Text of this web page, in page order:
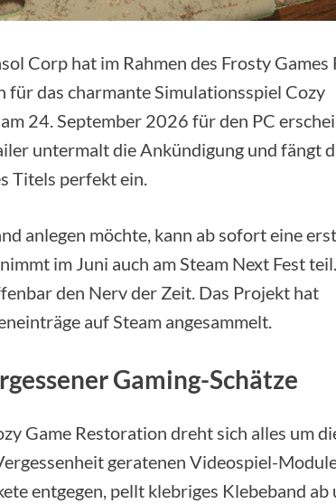
Corp hat im Rahmen des Frosty Games
das charmante Simulationsspiel Cozy
24. September 2026 für den PC
untermalt die Ankündigung und fängt
Titels perfekt ein.
anlegen möchte, kann ab sofort eine
im Juni auch am Steam Next Fest teil.
den Nerv der Zeit. Das Projekt hat
auf Steam angesammelt.
Gaming-Schätze
Game Restoration dreht sich alles um
geratenen Videospiel-
entgegen, pellt klebriges Klebeband ab